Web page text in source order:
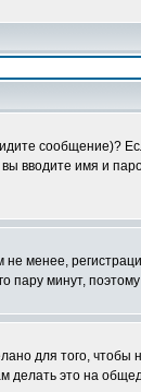
сообщение)?
вводите имя и
менее,
пару минут,
для того, чтобы
делать это на